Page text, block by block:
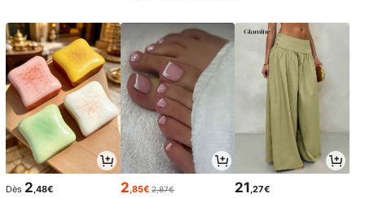
Dès 2 ,48€ 2 ,85€ 2,87€ 21 ,27€